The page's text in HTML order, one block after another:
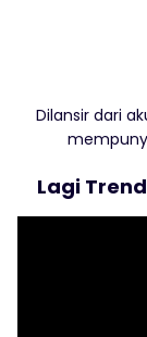
Dilansir dari
Lagi